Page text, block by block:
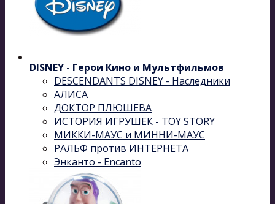
DISNEY - Герои Кино и Мультфильмов
DESCENDANTS DISNEY - Наследники
АЛИСА
ДОКТОР ПЛЮШЕВА
ИСТОРИЯ ИГРУШЕК - TOY STORY
МИККИ-МАУС и МИННИ-МАУС
РАЛЬФ против ИНТЕРНЕТА
Энканто - Encanto